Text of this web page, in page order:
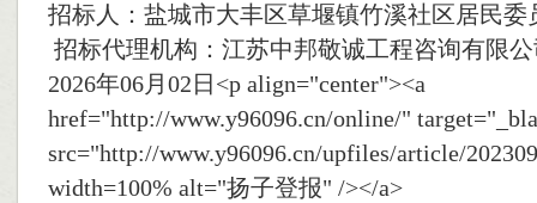
招标人：盐城市大丰区草堰镇竹溪社区居民委
招标代理机构：江苏中邦敬诚工程咨询有限
2026年06月02日<p align="center"><a
href="http://www.y96096.cn/online/"
src="http://www.y96096.cn/upfiles/article/
width=100% alt="扬子登报" /></a>